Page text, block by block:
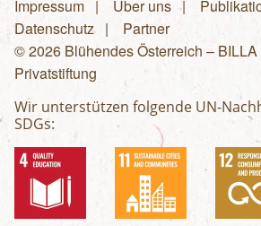
Fußzeilenmenü
Impressum Über uns
Datenschutz
Partner
© 2026 Blühendes Österreich –
Privatstiftung
Wir unterstützen folgende UN-
SDGs: